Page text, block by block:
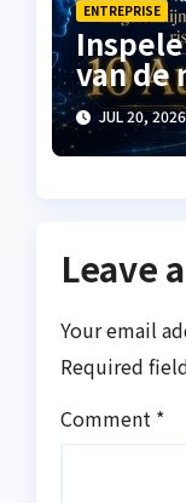
ENTREPRISE
van de
aan
JUL 20,
Leave
Your email
Required
Comment *